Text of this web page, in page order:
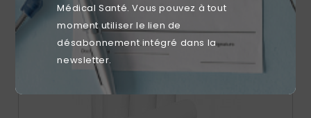
Médical Santé. Vous pouvez à tout
moment utiliser le lien de
désabonnement intégré dans la
newsletter.